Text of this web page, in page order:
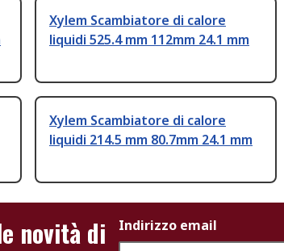
Xylem Scambiatore di calore
liquidi 525.4 mm 112mm 24.1 mm
Xylem Scambiatore di calore
liquidi 214.5 mm 80.7mm 24.1 mm
novità di
Indirizzo email